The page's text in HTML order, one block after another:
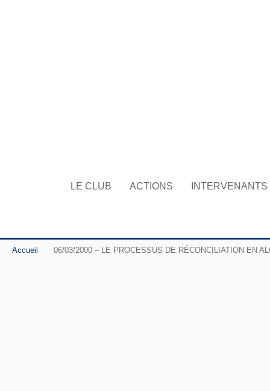
LE CLUB ACTIONS INTERVENANTS
Accueil 06/03/2000 – LE PROCESSUS DE RÉCONCILIATION EN